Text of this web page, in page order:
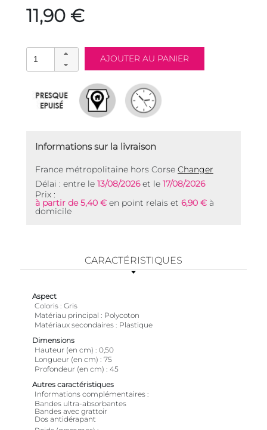
11,90 €
Informations sur la livraison
France métropolitaine hors Corse Changer
Délai : entre le 13/08/2026et le 17/08/2026
Prix :
à partir de 5,40 € en point relais et 6,90 € à
domicile
CARACTÉRISTIQUES
Aspect
Coloris Gris
Matériau principal
Polycoton
Matériaux secondaires
Plastique
Dimensions
Hauteur (en cm)
0,50
Longueur (en cm)
75
Profondeur (en cm)
45
Autres caractéristiques
Informations complémentaires
Bandes ultra-absorbantes
Bandes avec grattoir
Dos antidérapant